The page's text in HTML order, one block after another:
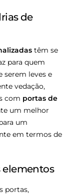
de
têm se
para quem
serem leves e
vedação,
com portas de
um melhor
um
em termos de
portas,